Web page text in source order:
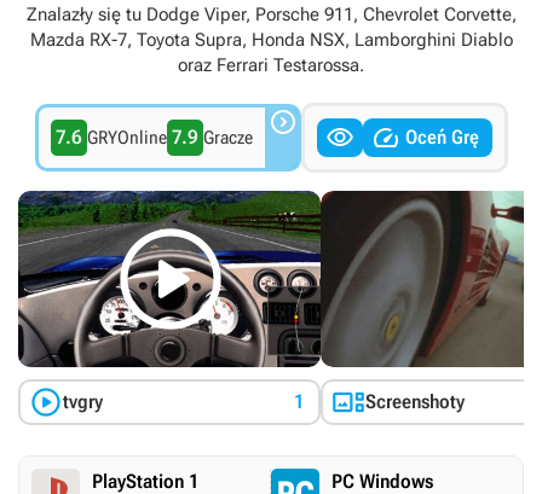
Znalazły się tu Dodge Viper, Porsche 911, Chevrolet Corvette,
Mazda RX-7, Toyota Supra, Honda NSX, Lamborghini Diablo
oraz Ferrari Testarossa.
7.6 GRYOnline 7.9 Gracze    Oceń Grę

tvgry 1 Screenshoty
PlayStation 1 PC Windows